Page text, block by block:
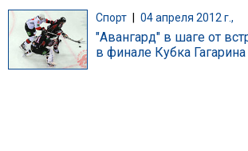
Спорт 04 апреля 2012 г.,
"Авангард" в шаге от
в финале Кубка Гагарина